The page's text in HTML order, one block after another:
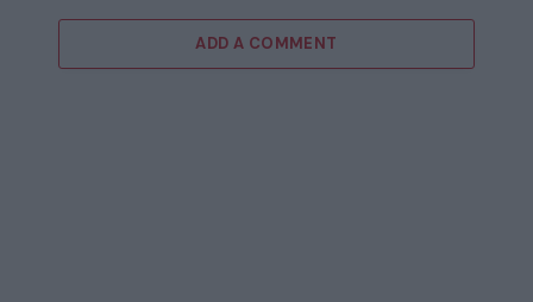
ADD A COMMENT